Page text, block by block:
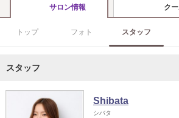
サロン情報 ク
トップ フォト スタッフ
スタッフ
Shibata
シバタ